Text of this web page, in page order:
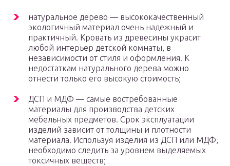
натуральное дерево — высококачественный
экологичный материал очень надежный и
практичный. Кровать из древесины украсит
любой интерьер детской комнаты, в
независимости от стиля и оформления. К
недостаткам натурального дерева можно
отнести только его высокую стоимость;
ДСП и МДФ — самые востребованные
материалы для производства детских
мебельных предметов. Срок эксплуатации
изделий зависит от толщины и плотности
материала. Используя изделия из ДСП или МДФ,
необходимо следить за уровнем выделяемых
токсичных веществ;